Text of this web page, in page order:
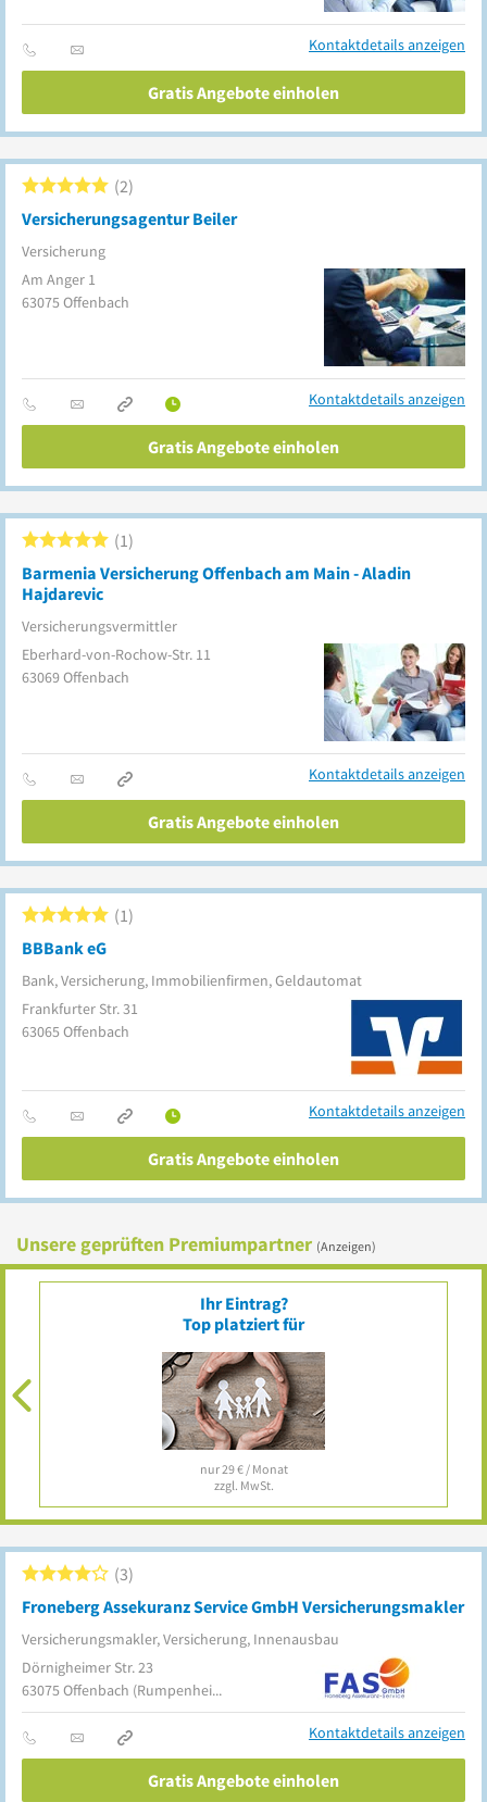
Kontaktdetails anzeigen
Gratis Angebote einholen
Versicherungsagentur Beiler
Versicherung
2
Am Anger 1
63075Offenbach
Kontaktdetails anzeigen
Gratis Angebote einholen
Barmenia Versicherung Offenbach am Main - Aladin
Hajdarevic
Versicherungsvermittler
1
Eberhard-von-Rochow-Str. 11
63069Offenbach
Kontaktdetails anzeigen
Gratis Angebote einholen
BBBank eG
Bank, Versicherung, Immobilienfirmen, Geldautomat
1
Frankfurter Str. 31
63065Offenbach
Kontaktdetails anzeigen
Gratis Angebote einholen
Unsere geprüften Premiumpartner (Anzeigen)
Ihr Eintrag?
Top platziert für
nur 29 € / Monat
zzgl. MwSt.
Froneberg Assekuranz Service GmbH Versicherungsmakler
Versicherungsmakler, Versicherung, Innenausbau
3
Dörnigheimer Str. 23
63075Offenbach (Rumpenheim)
Kontaktdetails anzeigen
Gratis Angebote einholen